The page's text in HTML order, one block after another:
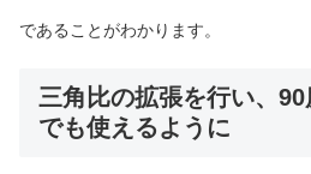
であることがわかります。
三角比の拡張を行い、
でも使えるように